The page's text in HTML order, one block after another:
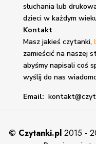
słuchania lub
dzieci w każdym
Kontakt
Masz jakieś czytanki,
zamieścić na naszej
abyśmy napisali coś
wyślij do nas
Email:
© Czytanki.pl 2015 -